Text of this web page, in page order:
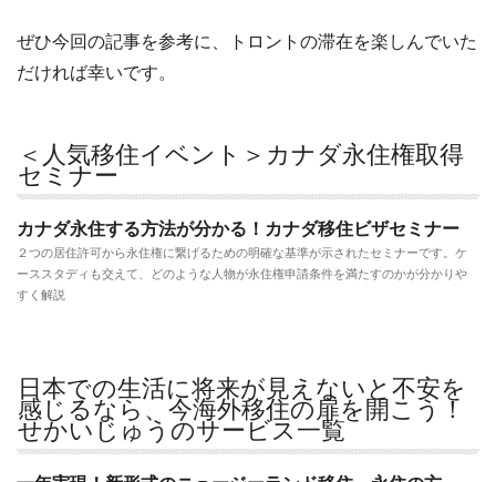
ぜひ今回の記事を参考に、トロントの滞在を楽しんでいた
だければ幸いです。
＜人気移住イベント＞カナダ永住権取得
セミナー
カナダ永住する方法が分かる！カナダ移住ビザセミナー
２つの居住許可から永住権に繋げるための明確な基準が示されたセミナーです。ケ
ーススタディも交えて、どのような人物が永住権申請条件を満たすのかが分かりや
すく解説
日本での生活に将来が見えないと不安を
感じるなら、今海外移住の扉を開こう！
せかいじゅうのサービス一覧